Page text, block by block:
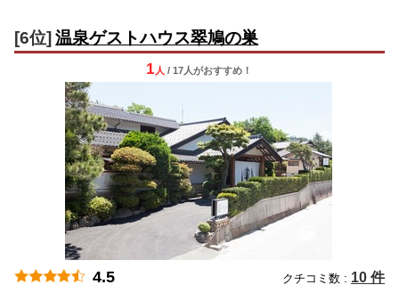
[6位] 温泉ゲストハウス翠鳩の巣
1 人 / 17人がおすすめ！
4.5 クチコミ数 : 10 件